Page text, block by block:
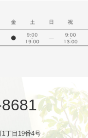
丁目19番4号